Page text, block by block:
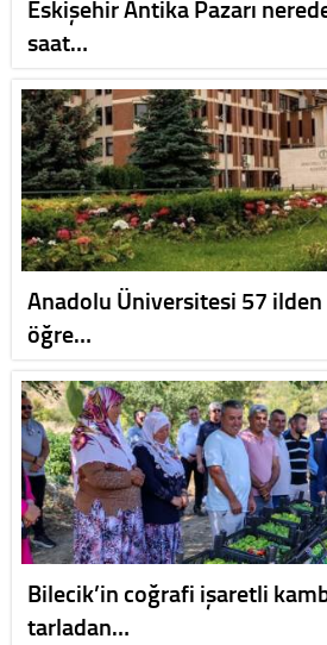
Eskişehir Antika Pazarı
saat…
Anadolu Üniversitesi 57
öğre…
Bilecik’in coğrafi işaretli
tarladan…